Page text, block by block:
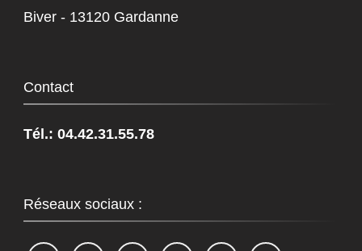
Biver - 13120 Gardanne
Contact
Tél.: 04.42.31.55.78
Réseaux sociaux :